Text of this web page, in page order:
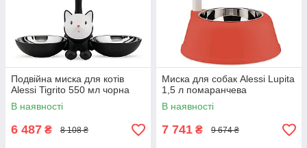
Подвійна миска для котів
Alessi Tigrito 550 мл чорна
В наявності
6 487 ₴ 8 108 ₴
Миска для собак Alessi Lupita
1,5 л помаранчева
В наявності
7 741 ₴ 9 674 ₴